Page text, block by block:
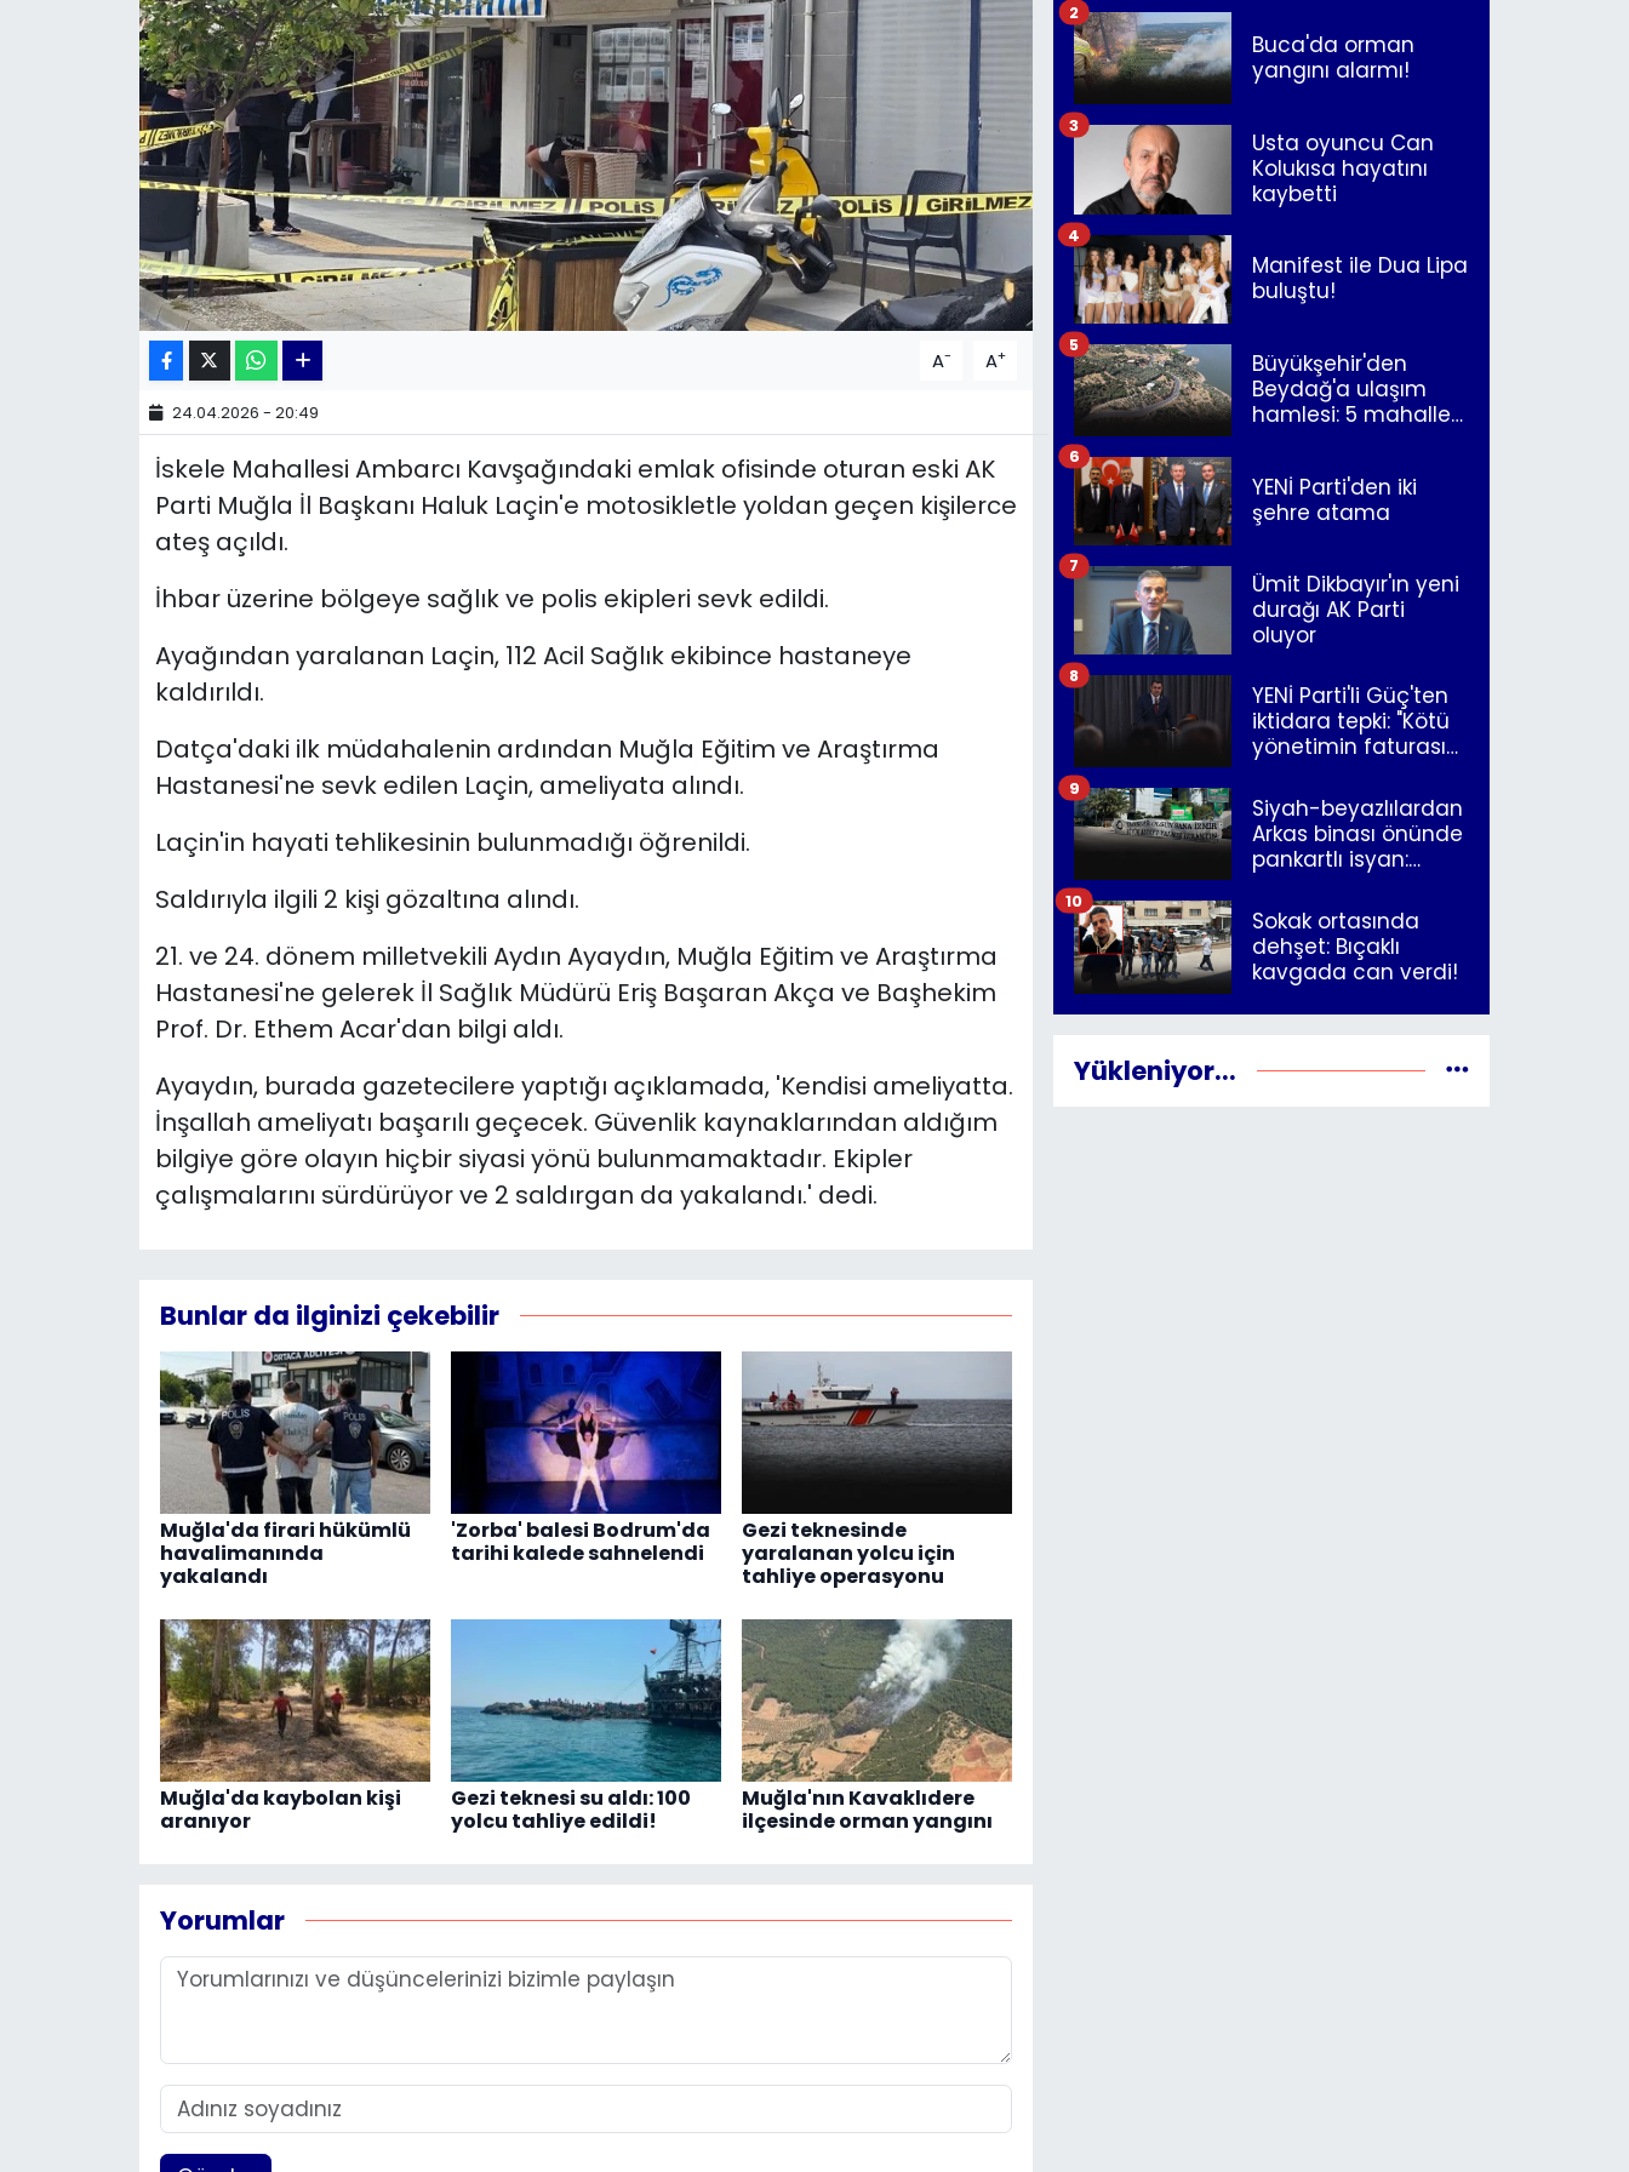
A- A+
24.04.2026 - 20:49
İskele Mahallesi Ambarcı Kavşağındaki emlak ofisinde oturan eski AK
Parti Muğla İl Başkanı Haluk Laçin'e motosikletle yoldan geçen kişilerce
ateş açıldı.
İhbar üzerine bölgeye sağlık ve polis ekipleri sevk edildi.
Ayağından yaralanan Laçin, 112 Acil Sağlık ekibince hastaneye
kaldırıldı.
Datça'daki ilk müdahalenin ardından Muğla Eğitim ve Araştırma
Hastanesi'ne sevk edilen Laçin, ameliyata alındı.
Laçin'in hayati tehlikesinin bulunmadığı öğrenildi.
Saldırıyla ilgili 2 kişi gözaltına alındı.
21. ve 24. dönem milletvekili Aydın Ayaydın, Muğla Eğitim ve Araştırma
Hastanesi'ne gelerek İl Sağlık Müdürü Eriş Başaran Akça ve Başhekim
Prof. Dr. Ethem Acar'dan bilgi aldı.
Ayaydın, burada gazetecilere yaptığı açıklamada, 'Kendisi ameliyatta.
İnşallah ameliyatı başarılı geçecek. Güvenlik kaynaklarından aldığım
bilgiye göre olayın hiçbir siyasi yönü bulunmamaktadır. Ekipler
çalışmalarını sürdürüyor ve 2 saldırgan da yakalandı.' dedi.
Bunlar da ilginizi çekebilir
Muğla'da firari hükümlü
havalimanında
yakalandı
'Zorba' balesi Bodrum'da
tarihi kalede sahnelendi
Gezi teknesinde
yaralanan yolcu için
tahliye operasyonu
Muğla'da kaybolan kişi
aranıyor
Gezi teknesi su aldı: 100
yolcu tahliye edildi!
Muğla'nın Kavaklıdere
ilçesinde orman yangını
Yorumlar
Buca'da orman
yangını alarmı!
2
Usta oyuncu Can
Kolukısa hayatını
kaybetti
3
Manifest ile Dua Lipa
buluştu!
4
Büyükşehir'den
Beydağ'a ulaşım
hamlesi: 5 mahalle
5
YENİ Parti'den iki
şehre atama
6
Ümit Dikbayır'ın yeni
durağı AK Parti
oluyor
7
YENİ Parti'li Güç'ten
iktidara tepki: "Kötü
yönetimin faturasını
8
Siyah-beyazlılardan
Arkas binası önünde
pankartlı isyan:
İzmir"
9
Sokak ortasında
dehşet: Bıçaklı
kavgada can verdi!
10
Yükleniyor...
KÜLTÜR SANAT
MAGAZİN
POLİTİKA
Siyaset
TEKNOLOJİ
YEREL POLİTİKA
YEREL YÖNETİMLER